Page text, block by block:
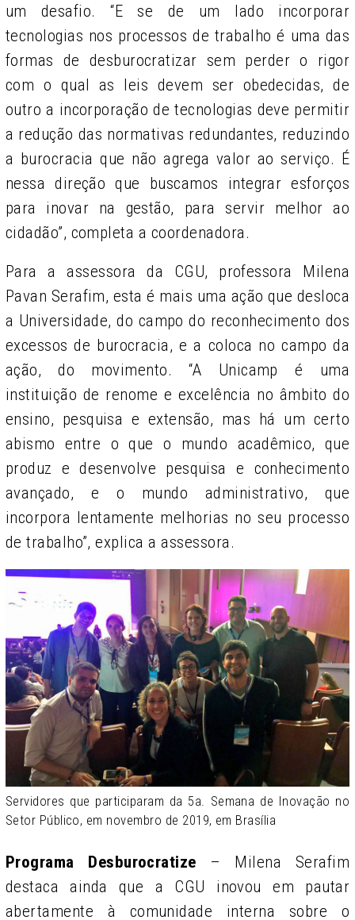
um desafio. “E se de um lado incorporar
tecnologias nos processos de trabalho é uma das
formas de desburocratizar sem perder o rigor
com o qual as leis devem ser obedecidas, de
outro a incorporação de tecnologias deve permitir
a redução das normativas redundantes, reduzindo
a burocracia que não agrega valor ao serviço. É
nessa direção que buscamos integrar esforços
para inovar na gestão, para servir melhor ao
cidadão”, completa a coordenadora.
Para a assessora da CGU, professora Milena
Pavan Serafim, esta é mais uma ação que desloca
a Universidade, do campo do reconhecimento dos
excessos de burocracia, e a coloca no campo da
ação, do movimento. “A Unicamp é uma
instituição de renome e excelência no âmbito do
ensino, pesquisa e extensão, mas há um certo
abismo entre o que o mundo acadêmico, que
produz e desenvolve pesquisa e conhecimento
avançado, e o mundo administrativo, que
incorpora lentamente melhorias no seu processo
de trabalho”, explica a assessora.
Servidores que participaram da 5a. Semana de Inovação no
Setor Público, em novembro de 2019, em Brasília
Programa Desburocratize –
Milena Serafim
destaca ainda que a CGU inovou em pautar
abertamente à comunidade interna sobre o